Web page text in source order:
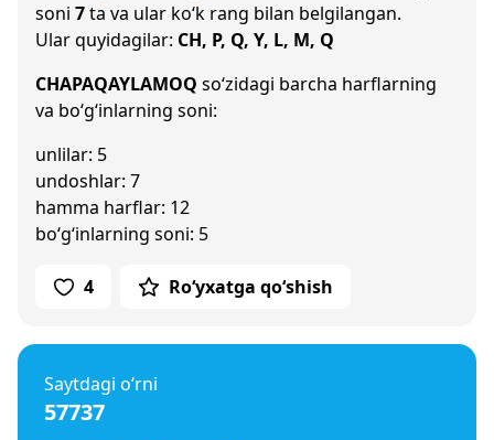
soni 7ta va ular ko‘k rang bilan belgilangan.
Ular quyidagilar: CH, P, Q, Y, L, M, Q
CHAPAQAYLAMOQ so‘zidagi barcha harflarning
va bo‘g‘inlarning soni:
unlilar: 5
undoshlar: 7
hamma harflar: 12
bo‘g‘inlarning soni: 5
4 Ro‘yxatga qo‘shish
Saytdagi o‘rni
57737